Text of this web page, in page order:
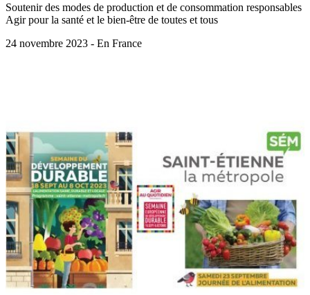
Soutenir des modes de production et de consommation responsables
Agir pour la santé et le bien-être de toutes et tous
24 novembre 2023 - En France